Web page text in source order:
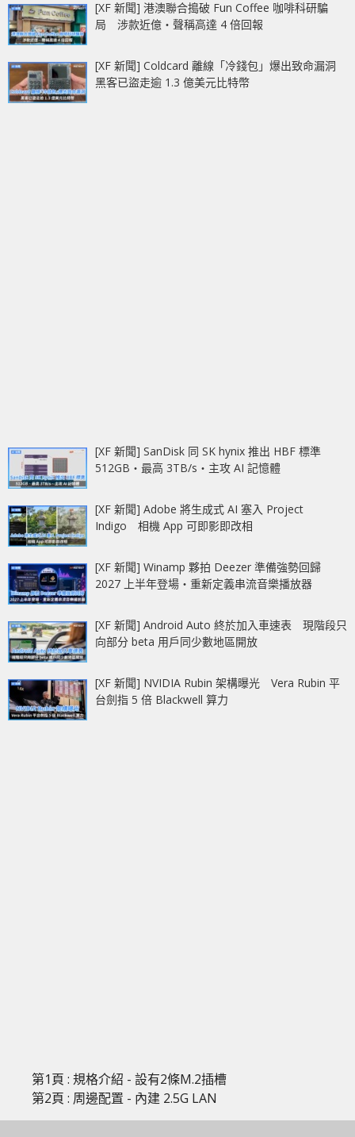
[XF 新聞] 港澳聯合搗破 Fun Coffee 咖啡科研騙
局 涉款近億‧聲稱高達 4 倍回報
[XF 新聞] Coldcard 離線「冷錢包」爆出致命漏洞
黑客已盜走逾 1.3 億美元比特幣
[XF 新聞] SanDisk 同 SK hynix 推出 HBF 標準
512GB‧最高 3TB/s‧主攻 AI 記憶體
[XF 新聞] Adobe 將生成式 AI 塞入 Project
Indigo 相機 App 可即影即改相
[XF 新聞] Winamp 夥拍 Deezer 準備強勢回歸
2027 上半年登場‧重新定義串流音樂播放器
[XF 新聞] Android Auto 終於加入車速表 現階段只
向部分 beta 用戶同少數地區開放
[XF 新聞] NVIDIA Rubin 架構曝光 Vera Rubin 平
台劍指 5 倍 Blackwell 算力
第1頁 : 規格介紹 - 設有2條M.2插槽
第2頁 : 周邊配置 - 內建 2.5G LAN